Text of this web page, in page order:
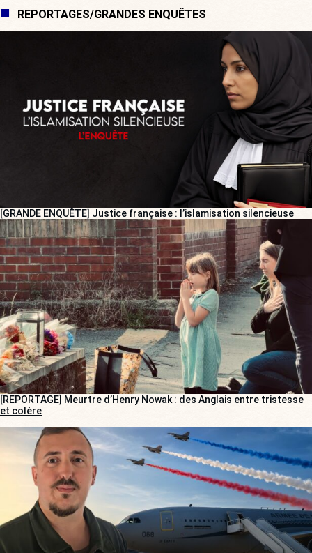
REPORTAGES/GRANDES ENQUÊTES
[GRANDE ENQUÊTE] Justice française : l’islamisation silencieuse
[REPORTAGE] Meurtre d’Henry Nowak : des Anglais entre tristesse
et colère